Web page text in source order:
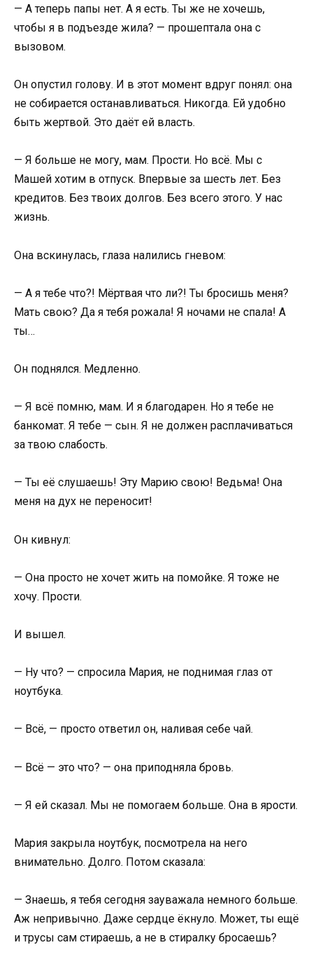
— А теперь папы нет. А я есть. Ты же не хочешь,
чтобы я в подъезде жила? — прошептала она с
вызовом.
Он опустил голову. И в этот момент вдруг понял: она
не собирается останавливаться. Никогда. Ей удобно
быть жертвой. Это даёт ей власть.
— Я больше не могу, мам. Прости. Но всё. Мы с
Машей хотим в отпуск. Впервые за шесть лет. Без
кредитов. Без твоих долгов. Без всего этого. У нас
жизнь.
Она вскинулась, глаза налились гневом:
— А я тебе что?! Мёртвая что ли?! Ты бросишь меня?
Мать свою? Да я тебя рожала! Я ночами не спала! А
ты…
Он поднялся. Медленно.
— Я всё помню, мам. И я благодарен. Но я тебе не
банкомат. Я тебе — сын. Я не должен расплачиваться
за твою слабость.
— Ты её слушаешь! Эту Марию свою! Ведьма! Она
меня на дух не переносит!
Он кивнул:
— Она просто не хочет жить на помойке. Я тоже не
хочу. Прости.
И вышел.
— Ну что? — спросила Мария, не поднимая глаз от
ноутбука.
— Всё, — просто ответил он, наливая себе чай.
— Всё — это что? — она приподняла бровь.
— Я ей сказал. Мы не помогаем больше. Она в ярости.
Мария закрыла ноутбук, посмотрела на него
внимательно. Долго. Потом сказала:
— Знаешь, я тебя сегодня зауважала немного больше.
Аж непривычно. Даже сердце ёкнуло. Может, ты ещё
и трусы сам стираешь, а не в стиралку бросаешь?